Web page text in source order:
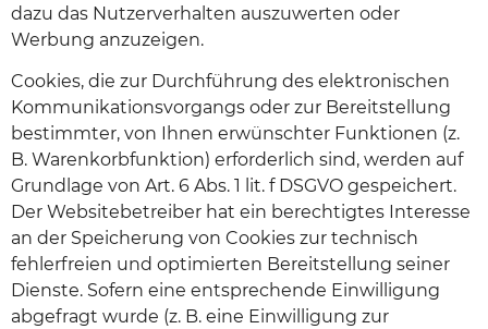
dazu das Nutzerverhalten auszuwerten oder
Werbung anzuzeigen.
Cookies, die zur Durchführung des elektronischen
Kommunikationsvorgangs oder zur Bereitstellung
bestimmter, von Ihnen erwünschter Funktionen (z.
B. Warenkorbfunktion) erforderlich sind, werden auf
Grundlage von Art. 6 Abs. 1 lit. f DSGVO gespeichert.
Der Websitebetreiber hat ein berechtigtes Interesse
an der Speicherung von Cookies zur technisch
fehlerfreien und optimierten Bereitstellung seiner
Dienste. Sofern eine entsprechende Einwilligung
abgefragt wurde (z. B. eine Einwilligung zur